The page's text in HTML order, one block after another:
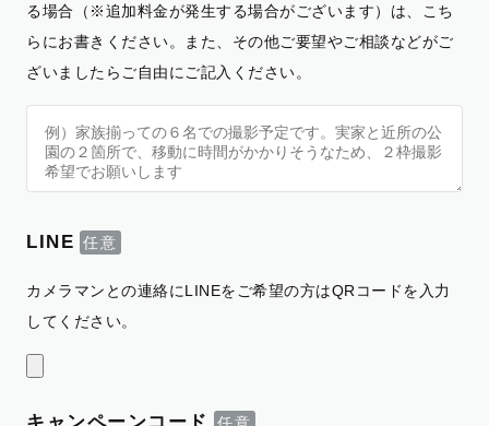
る場合（※追加料金が発生する場合がございます）は、こち
らにお書きください。また、その他ご要望やご相談などがご
ざいましたらご自由にご記入ください。
LINE
カメラマンとの連絡にLINEをご希望の方はQRコードを入力
してください。